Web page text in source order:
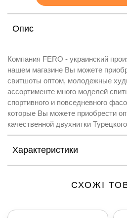
Опис
Компания FERO - украинский
нашем магазине Вы можете
свитшоты оптом, молодежные
ассортименте много моделей
спортивного и повседневного
которые Вы можете приобрести
качественной двухнитки
Характеристики
СХОЖІ